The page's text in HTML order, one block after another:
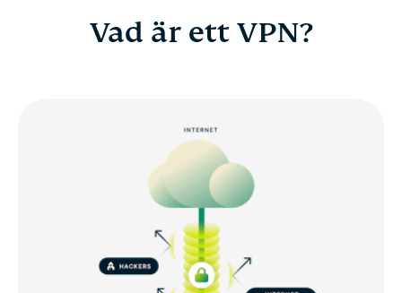
Vad är ett VPN?